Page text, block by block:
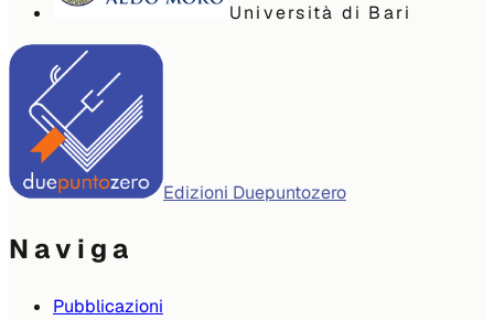
Università di Bari
Edizioni Duepuntozero
Naviga
Pubblicazioni